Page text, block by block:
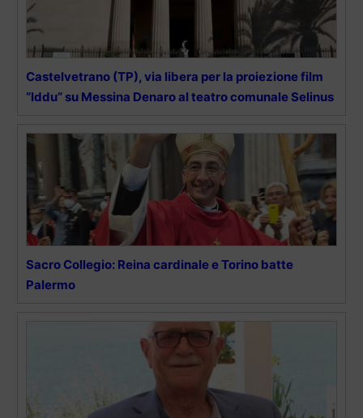
Castelvetrano (TP), via libera per la proiezione film
“Iddu” su Messina Denaro al teatro comunale Selinus
Sacro Collegio: Reina cardinale e Torino batte
Palermo